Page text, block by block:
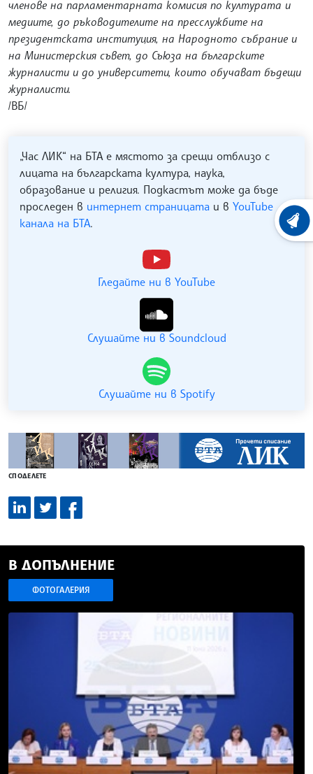
членове на парламентарната комисия по културата и
медиите, до ръководителите на пресслужбите на
президентската институция, на Народното събрание и
на Министерския съвет, до Съюза на българските
журналисти и до университети, които обучават бъдещи
журналисти.
/ВБ/
„Час ЛИК“ на БТА е мястото за срещи отблизо с
лицата на българската култура, наука,
образование и религия. Подкастът може да бъде
проследен в интернет страницата и в YouTube
канала на БТА.
Гледайте ни в YouTube
Слушайте ни в Soundcloud
Слушайте ни в Spotify
СПОДЕЛЕТЕ
В ДОПЪЛНЕНИЕ
ФОТОГАЛЕРИЯ